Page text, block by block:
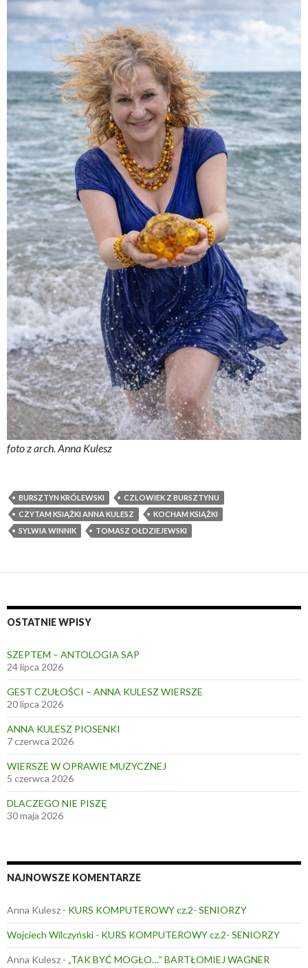
foto z arch. Anna Kulesz
BURSZTYN KRÓLEWSKI
CZLOWIEK Z BURSZTYNU
CZYTAM KSIĄŻKI ANNA KULESZ
KOCHAM KSIĄŻKI
SYLWIA WINNIK
TOMASZ OŁDZIEJEWSKI
OSTATNIE WPISY
SZEPTEM – ANTOLOGIA SAP
24 lipca 2026
GEST CZUŁOŚCI – ANNA KULESZ WIERSZE
20 lipca 2026
ANNA KULESZ PIOSENKI
7 czerwca 2026
WIERSZE W OPRAWIE MUZYCZNEJ
5 czerwca 2026
DLACZEGO NIE PISZĘ
30 maja 2026
NAJNOWSZE KOMENTARZE
Anna Kulesz - KURS KOMPUTEROWY cz.2- SENIORZY
Wojciech Wilczyński - KURS KOMPUTEROWY cz.2- SENIORZY
Anna Kulesz - „TAK BYĆ MOGŁO…” BARTŁOMIEJ WAGNER